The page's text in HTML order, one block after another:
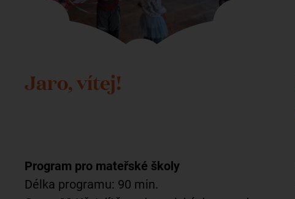
Jaro, vítej!
Program pro mateřské školy
Délka programu: 90 min.